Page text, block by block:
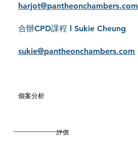
harjot@pantheonchambers.com
合辦CPD課程 l Sukie Cheung
sukie@pantheonchambers.com
個案分析
評價